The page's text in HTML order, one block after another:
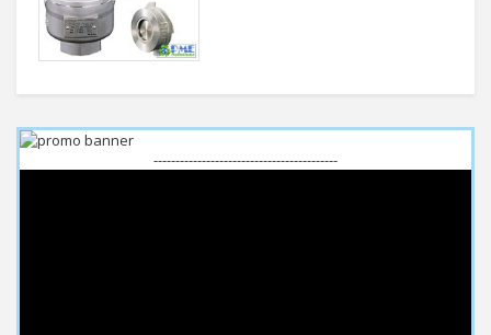
------------------------------------------